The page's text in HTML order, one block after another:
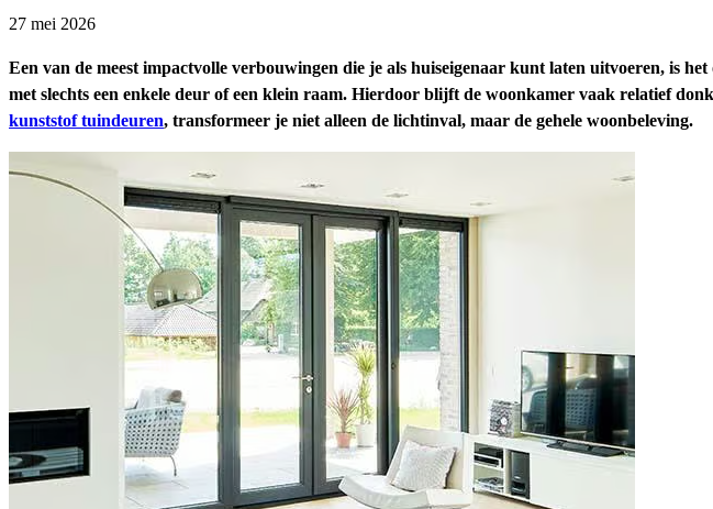
27 mei 2026
Een van de meest impactvolle verbouwingen die je als huiseigenaar kunt laten uitvoeren, is
met slechts een enkele deur of een klein raam. Hierdoor blijft de woonkamer vaak relatief
kunststof tuindeuren, transformeer je niet alleen de lichtinval, maar de gehele woonbeleving.